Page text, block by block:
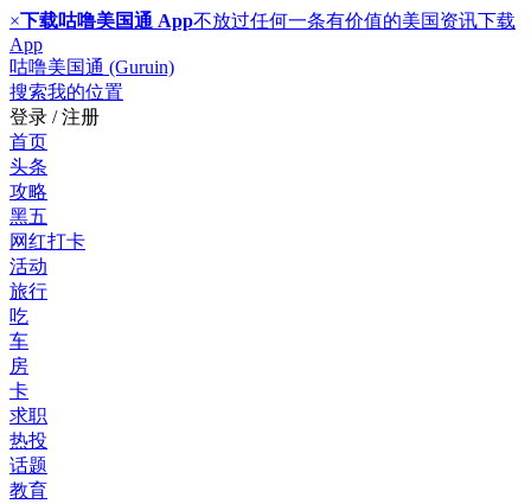
×下载咕噜美国通 App不放过任何一条有价值的美国资讯下载
App
咕噜美国通 (Guruin)
搜索我的位置
登录 / 注册
首页
头条
攻略
黑五
网红打卡
活动
旅行
吃
车
房
卡
求职
热投
话题
教育